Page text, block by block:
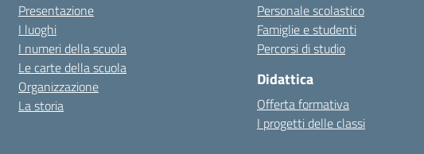
Presentazione
I luoghi
I numeri della scuola
Le carte della scuola
Organizzazione
La storia
Personale scolastico
Famiglie e studenti
Percorsi di studio
Didattica
Offerta formativa
I progetti delle classi